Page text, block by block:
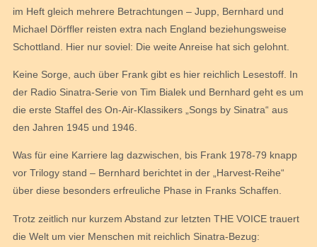
im Heft gleich mehrere Betrachtungen – Jupp, Bernhard und
Michael Dörffler reisten extra nach England beziehungsweise
Schottland. Hier nur soviel: Die weite Anreise hat sich gelohnt.
Keine Sorge, auch über Frank gibt es hier reichlich Lesestoff. In
der Radio Sinatra-Serie von Tim Bialek und Bernhard geht es um
die erste Staffel des On-Air-Klassikers „Songs by Sinatra“ aus
den Jahren 1945 und 1946.
Was für eine Karriere lag dazwischen, bis Frank 1978-79 knapp
vor Trilogy stand – Bernhard berichtet in der „Harvest-Reihe“
über diese besonders erfreuliche Phase in Franks Schaffen.
Trotz zeitlich nur kurzem Abstand zur letzten THE VOICE trauert
die Welt um vier Menschen mit reichlich Sinatra-Bezug: